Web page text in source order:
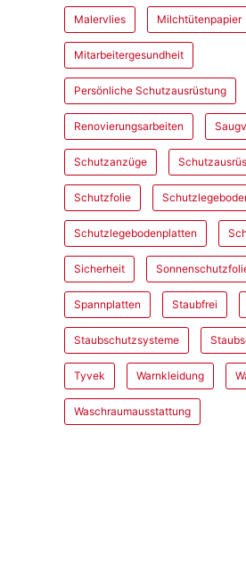
Malervlies Milchtütenpapier
Mitarbeitergesundheit
Persönliche Schutzausrüstung
Renovierungsarbeiten
Schutzanzüge
Schutzfolie
Schutzlegebodenplatten
Sicherheit
Spannplatten Staubfrei
Staubschutzsysteme
Tyvek Warnkleidung
Waschraumausstattung